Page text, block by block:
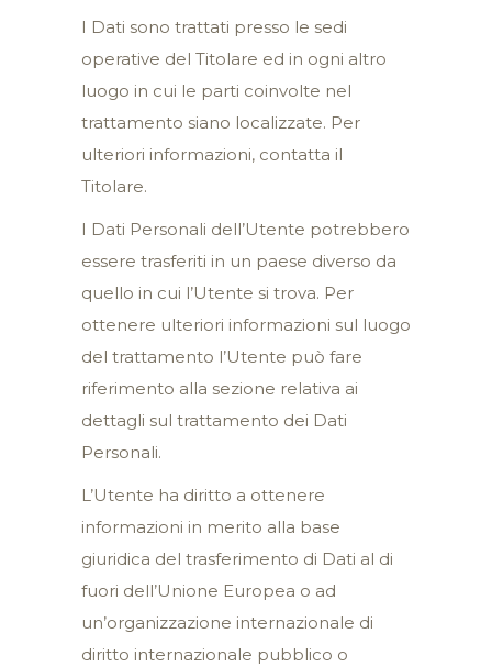
I Dati sono trattati presso le sedi
operative del Titolare ed in ogni altro
luogo in cui le parti coinvolte nel
trattamento siano localizzate. Per
ulteriori informazioni, contatta il
Titolare.
I Dati Personali dell’Utente potrebbero
essere trasferiti in un paese diverso da
quello in cui l’Utente si trova. Per
ottenere ulteriori informazioni sul luogo
del trattamento l’Utente può fare
riferimento alla sezione relativa ai
dettagli sul trattamento dei Dati
Personali.
L’Utente ha diritto a ottenere
informazioni in merito alla base
giuridica del trasferimento di Dati al di
fuori dell’Unione Europea o ad
un’organizzazione internazionale di
diritto internazionale pubblico o